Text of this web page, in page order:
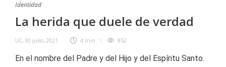
Identidad
La herida que duele de verdad
UC, 30 julio, 2021 4 min 852
En el nombre del Padre y del Hijo y del Espíritu Santo.